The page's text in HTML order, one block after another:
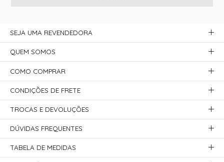
SEJA UMA REVENDEDORA
QUEM SOMOS
COMO COMPRAR
CONDIÇÕES DE FRETE
TROCAS E DEVOLUÇÕES
DÚVIDAS FREQUENTES
TABELA DE MEDIDAS